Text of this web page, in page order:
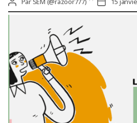
de
de